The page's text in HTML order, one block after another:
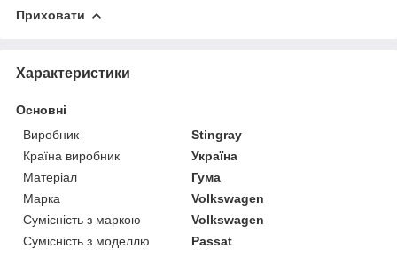
Приховати
Характеристики
Основні
Виробник
Stingray
Країна виробник
Україна
Матеріал
Гума
Марка
Volkswagen
Сумісність з маркою
Volkswagen
Сумісність з моделлю
Passat